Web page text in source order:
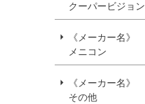
クーパービジョン
《メーカー名》
メニコン
《メーカー名》
その他